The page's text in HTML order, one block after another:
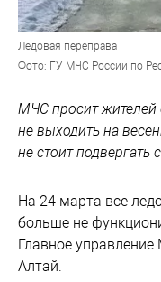
Ледовая переправа
Фото: ГУ МЧС России по
МЧС просит жителей
не выходить на
не стоит
На 24 марта все
больше не
Главное
Алтай.